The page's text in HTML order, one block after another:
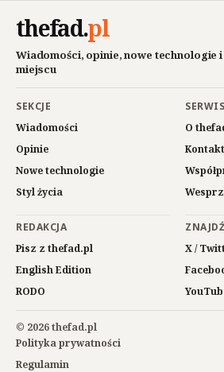
thefad.pl
Wiadomości, opinie, nowe technologie
miejscu
SEKCJE
Wiadomości
Opinie
Nowe technologie
Styl życia
SERWIS
O
Kontakt
REDAKCJA
Pisz z thefad.pl
English Edition
RODO
X /
© 2026 thefad.pl
Polityka prywatności
Regulamin